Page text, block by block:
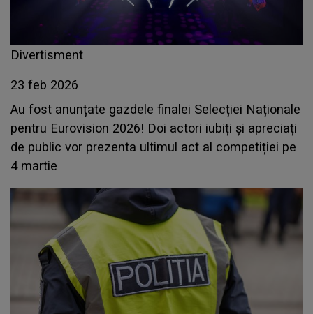
Divertisment
23 feb 2026
Au fost anunțate gazdele finalei Selecției Naționale
pentru Eurovision 2026! Doi actori iubiți și apreciați
de public vor prezenta ultimul act al competiției pe
4 martie